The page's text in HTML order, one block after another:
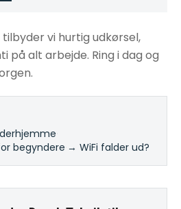
vi hurtig udkørsel,
på alt arbejde. Ring i dag og
begyndere → WiFi falder ud?